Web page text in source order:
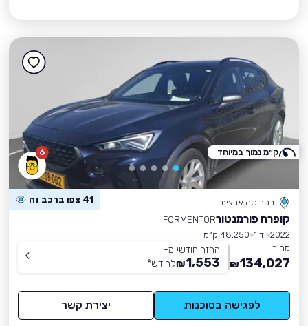
6
בפריסה ארצית 41 צפו ברכב זה
קופרה פורמנטורFORMENTOR
2022 יד 1
48,250 ק״מ
מחיר
134,027
₪
החזר חודשי מ-
1,553
₪לחודש*
לפגישה בסוכנות יצירת קשר
ק״מ נמוך במיוחד